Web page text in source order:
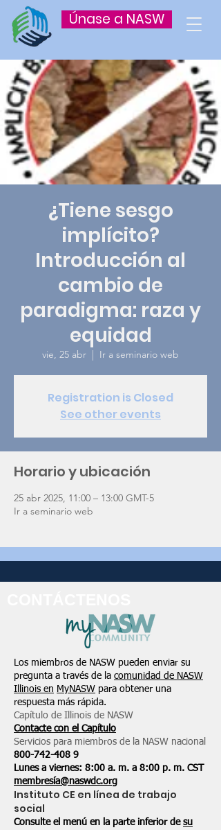
Únase a NASW
¿Tiene sesgo
implícito?
Introducción al
cambio de
paradigma: raza y
equidad
vie, 25 abr
  |
Ir a seminario web
Registration is Closed
See other events
Horario y ubicación
25 abr 2025, 11:00 – 13:00 GMT-5
Ir a seminario web
Los miembros de NASW pueden enviar su
pregunta a través de la comunidad de NASW
Illinois en MyNASW para obtener una
respuesta más rápida.
Capítulo de Illinois de NASW
Contacte con el Capítulo
Servicios para miembros de la NASW nacional
800-742-408 9
Lunes a viernes: 8:00 a. m. a 8:00 p. m. CST
membresía@naswdc.org
Instituto CE en línea de trabajo
social
Consulte el menú en la parte inferior de su